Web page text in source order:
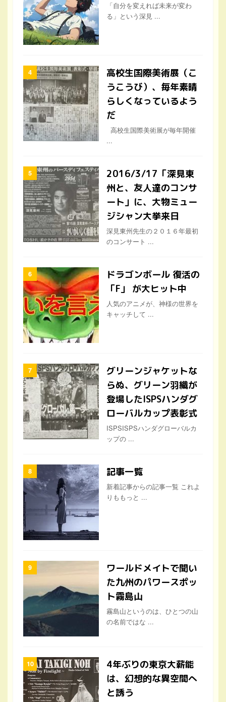
「自分を変えれば未来が変わ
る」という深見 ...
高校生国際美術展（こ
うこうび）、毎年素晴
らしくなっているよう
だ
高校生国際美術展が毎年開催
...
2016/3/17「深見東
州と、友人達のコンサ
ート」に、大物ミュー
ジシャン大挙来日
深見東州先生の２０１６年最初
のコンサート ...
ドラゴンボール 復活の
「F」 が大ヒット中
人気のアニメが、神様の世界を
キャッチして ...
グリーンジャケットな
らぬ、グリーン羽織が
登場したISPSハンダグ
ローバルカップ表彰式
ISPSISPSハンダグローバルカ
ップの ...
記事一覧
新着記事からの記事一覧 これよ
りももっと ...
ワールドメイトで聞い
た九州のパワースポッ
ト霧島山
霧島山というのは、ひとつの山
の名前ではな ...
4年ぶりの東京大薪能
は、幻想的な異空間へ
と誘う